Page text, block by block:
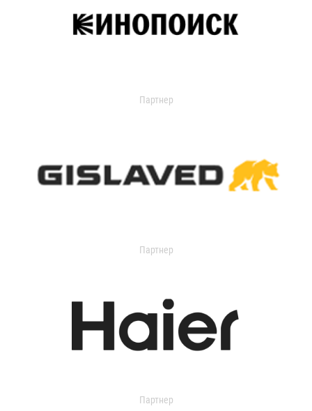
Партнер
Партнер
Партнер